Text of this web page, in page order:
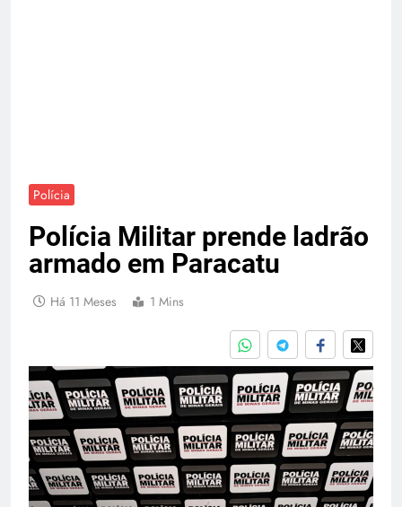
Polícia
Polícia Militar prende ladrão
armado em Paracatu
Há 11 Meses 1 Mins